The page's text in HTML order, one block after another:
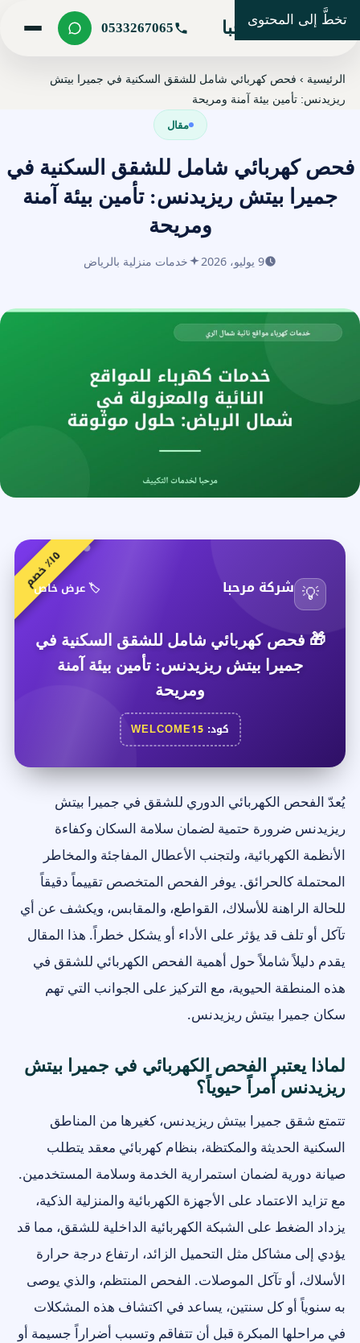
تخطَّ إلى المحتوى
شركة مرحبا 0533267065
الرئيسية ›فحص كهربائي شامل للشقق السكنية في جميرا بيتش
ريزيدنس: تأمين بيئة آمنة ومريحة
مقال
فحص كهربائي شامل للشقق السكنية في
جميرا بيتش ريزيدنس: تأمين بيئة آمنة
ومريحة
9 يوليو، 2026 خدمات منزلية بالرياض
١
٥
٪
خ
ص
م
💡 شركة مرحبا 🏷️ عرض خاص
🎁 فحص كهربائي شامل للشقق السكنية في
جميرا بيتش ريزيدنس: تأمين بيئة آمنة
ومريحة
كود: WELCOME15
يُعدّ الفحص الكهربائي الدوري للشقق في جميرا بيتش
ريزيدنس ضرورة حتمية لضمان سلامة السكان وكفاءة
الأنظمة الكهربائية، ولتجنب الأعطال المفاجئة والمخاطر
المحتملة كالحرائق. يوفر الفحص المتخصص تقييماً دقيقاً
للحالة الراهنة للأسلاك، القواطع، والمقابس، ويكشف عن أي
تآكل أو تلف قد يؤثر على الأداء أو يشكل خطراً. هذا المقال
يقدم دليلاً شاملاً حول أهمية الفحص الكهربائي للشقق في
هذه المنطقة الحيوية، مع التركيز على الجوانب التي تهم
سكان جميرا بيتش ريزيدنس.
لماذا يعتبر الفحص الكهربائي في جميرا بيتش
ريزيدنس أمراً حيوياً؟
تتمتع شقق جميرا بيتش ريزيدنس، كغيرها من المناطق
السكنية الحديثة والمكتظة، بنظام كهربائي معقد يتطلب
صيانة دورية لضمان استمرارية الخدمة وسلامة المستخدمين.
مع تزايد الاعتماد على الأجهزة الكهربائية والمنزلية الذكية،
يزداد الضغط على الشبكة الكهربائية الداخلية للشقق، مما قد
يؤدي إلى مشاكل مثل التحميل الزائد، ارتفاع درجة حرارة
الأسلاك، أو تآكل الموصلات. الفحص المنتظم، والذي يوصى
به سنوياً أو كل سنتين، يساعد في اكتشاف هذه المشكلات
في مراحلها المبكرة قبل أن تتفاقم وتسبب أضراراً جسيمة أو